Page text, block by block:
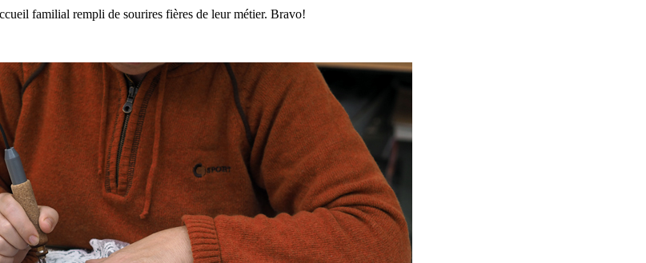
familial rempli de sourires fières de leur métier. Bravo!